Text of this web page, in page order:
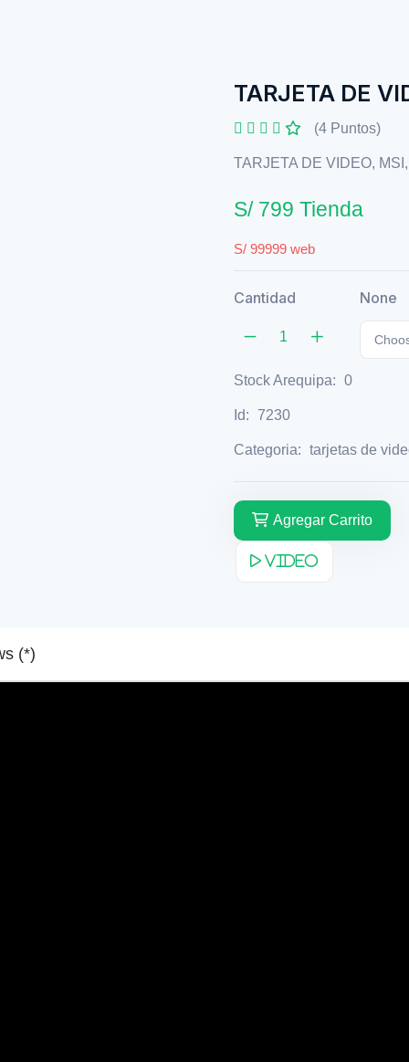
TARJETA DE
(4 Puntos)
TARJETA DE VIDEO,
S/ 799 Tienda
S/ 99999 web
Cantidad None
Stock Arequipa: 0
Id: 7230
Categoria: tarjetas de
Agregar Carrito
Video
Reviews (*)